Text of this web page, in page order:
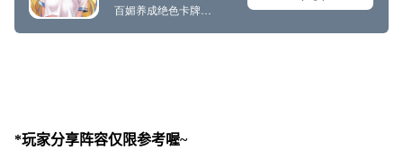
*玩家分享阵容仅限参考喔~